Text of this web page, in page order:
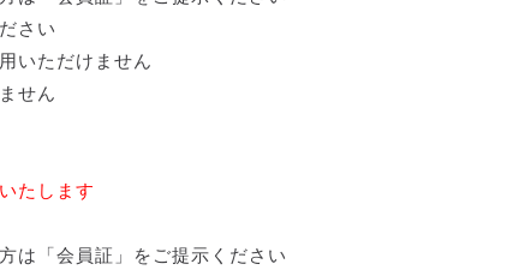
さい
いただけません
せん
たします
は「会員証」をご提示ください